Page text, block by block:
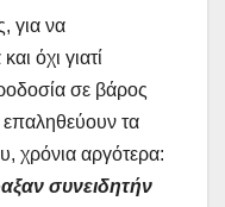
για να
όχι γιατί
σε βάρος
τα
χρόνια αργότερα:
συνειδητήν